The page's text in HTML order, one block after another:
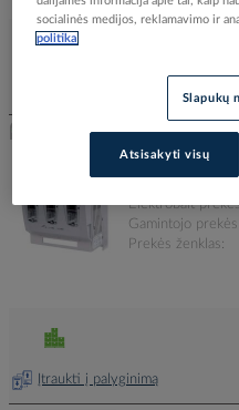
Kirtiklis-
SD60 apatinis
Elektrobalt
Gamintojo
Prekės ženklas
Įtraukti į palyginimą
socialinės medijos, reklamavimo ir
politika
Slapukų
Atsisakyti visų